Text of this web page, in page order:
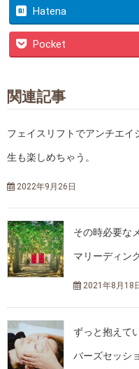
Hatena
Pocket
関連記事
フェイスリフトでアンチエ
生も楽しめちゃう。
2022年9月26日
その時必要な
マリーディン
2021年8月18
ずっと抱えて
バーズセッシ